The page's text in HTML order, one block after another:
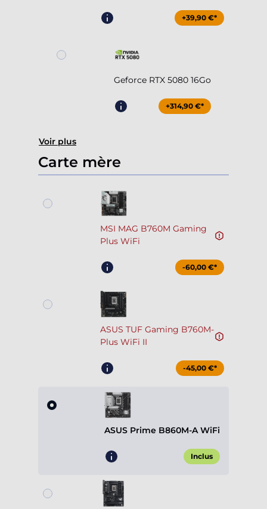
+39,90 €*
Geforce RTX 5080 16Go
+314,90 €*
Voir plus
Carte mère
MSI MAG B760M Gaming
Plus WiFi
-60,00 €*
ASUS TUF Gaming B760M-
Plus WiFi II
-45,00 €*
ASUS Prime B860M-A WiFi
Inclus